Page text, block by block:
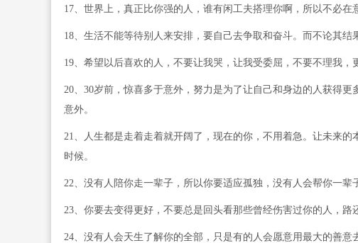
17、世界上，真正比你强的人，谁有闲工夫搭理你啊，所以不必在
18、生活不能等待别人来安排，要自己去争取和奋斗。而不论其
19、希望以后喜欢的人，不要让我哭，让我受委屈，不要不理我
20、30岁前，惊喜多于意外，努力是为了让自己和身边的人获得
意外。
21、人生都是走着走着就开阔了，现在的你，不用着急。让未来
时候。
22、没有人陪你走一辈子，所以你要适应孤独，没有人会帮你一辈
23、你要去变得更好，不要总是回头看那些曾经伤害过你的人，路
24、没有人会天生了解你的全部，只是有的人会愿意用最大的善意